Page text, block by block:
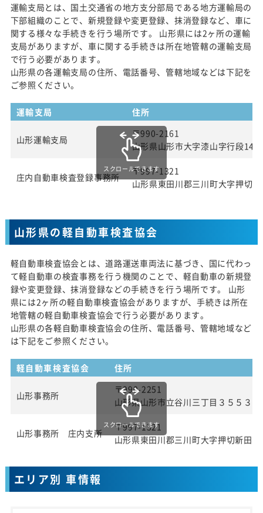
運輸支局とは、国土交通省の地方支分部局である地方運輸局の
下部組織のことで、新規登録や変更登録、抹消登録など、車に
関する様々な手続きを行う場所です。 山形県には2ヶ所の運輸
支局がありますが、車に関する手続きは所在地管轄の運輸支局
で行う必要があります。
山形県の各運輸支局の住所、電話番号、管轄地域などは下記を
ご参照ください。
運輸支局 住所
山形運輸支局
〒990-2161
山形県山形市大字漆山字行段
庄内自動車検査登録事務所
〒997-1321
山形県東田川郡三川町大字押切
スクロールできます
山形県の軽自動車検査協会
軽自動車検査協会とは、道路運送車両法に基づき、国に代わっ
て軽自動車の検査事務を行う機関のことで、軽自動車の新規登
録や変更登録、抹消登録などの手続きを行う場所です。 山形
県には2ヶ所の軽自動車検査協会がありますが、手続きは所在
地管轄の軽自動車検査協会で行う必要があります。
山形県の各軽自動車検査協会の住所、電話番号、管轄地域など
は下記をご参照ください。
軽自動車検査協会 住所
山形事務所
〒990-2251
山形県山形市立谷川三丁目３５５３番
山形事務所 庄内支所
〒997-1321
山形県東田川郡三川町大字押切新田
スクロールできます
エリア別 車情報